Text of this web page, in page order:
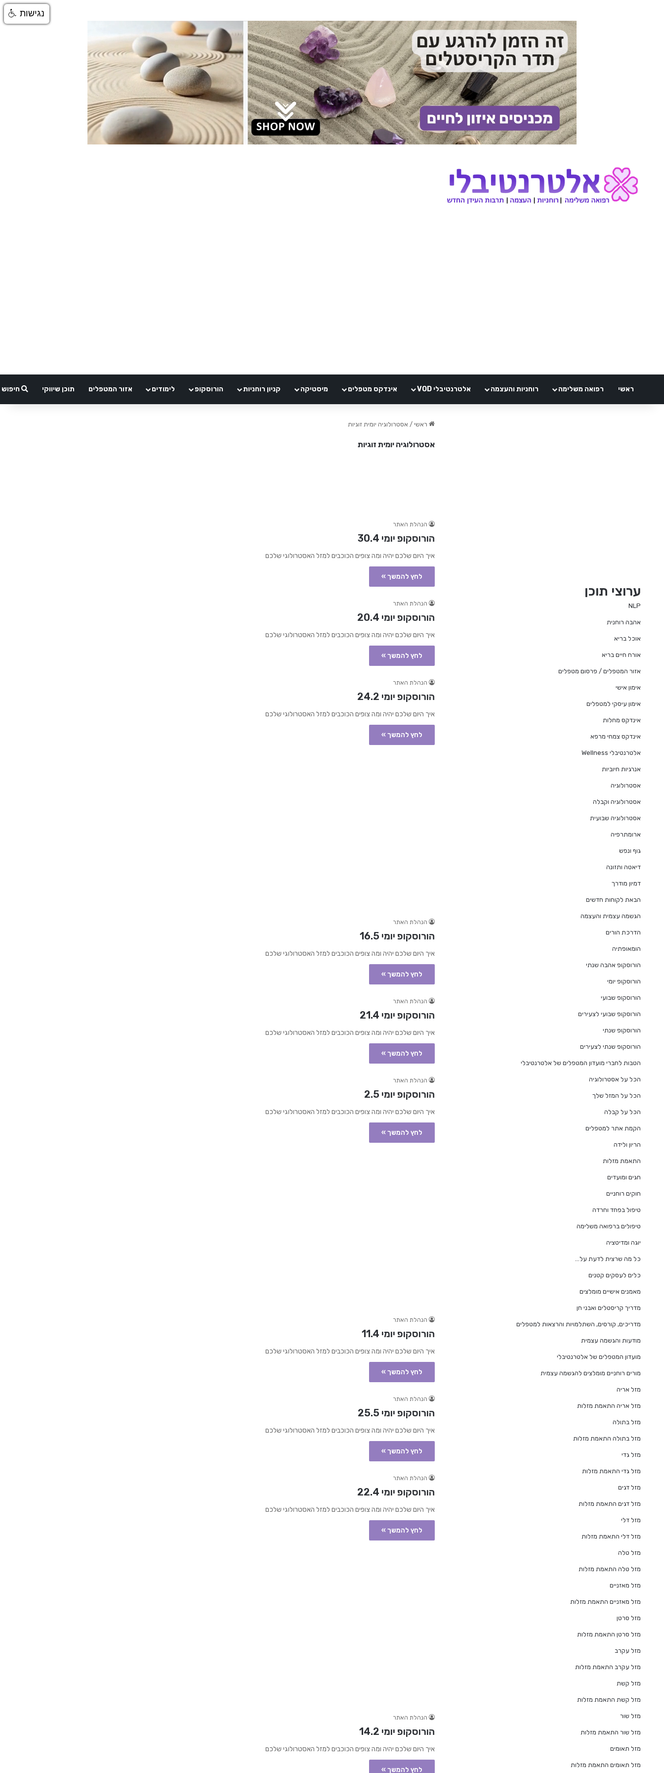
ראשי רפואה משלימה רוחניות והעצמה אלטרנטיבלי VOD אינדקס מטפלים מיסטיקה קניון רוחניות הורוסקופ לימודים אזור המטפלים תוכן שיווקי חיפוש
ראשי / אסטרולוגיה יומית זוגיות
אסטרולוגיה יומית זוגיות
הנהלת האתר
הורוסקופ יומי 30.4
איך היום שלכם יהיה ומה צופים הכוכבים למזל האסטרולוגי שלכם
לחץ להמשך »
הנהלת האתר
הורוסקופ יומי 20.4
איך היום שלכם יהיה ומה צופים הכוכבים למזל האסטרולוגי שלכם
לחץ להמשך »
הנהלת האתר
הורוסקופ יומי 24.2
איך היום שלכם יהיה ומה צופים הכוכבים למזל האסטרולוגי שלכם
לחץ להמשך »
הנהלת האתר
הורוסקופ יומי 16.5
איך היום שלכם יהיה ומה צופים הכוכבים למזל האסטרולוגי שלכם
לחץ להמשך »
הנהלת האתר
הורוסקופ יומי 21.4
איך היום שלכם יהיה ומה צופים הכוכבים למזל האסטרולוגי שלכם
לחץ להמשך »
הנהלת האתר
הורוסקופ יומי 2.5
איך היום שלכם יהיה ומה צופים הכוכבים למזל האסטרולוגי שלכם
לחץ להמשך »
הנהלת האתר
הורוסקופ יומי 11.4
איך היום שלכם יהיה ומה צופים הכוכבים למזל האסטרולוגי שלכם
לחץ להמשך »
הנהלת האתר
הורוסקופ יומי 25.5
איך היום שלכם יהיה ומה צופים הכוכבים למזל האסטרולוגי שלכם
לחץ להמשך »
הנהלת האתר
הורוסקופ יומי 22.4
איך היום שלכם יהיה ומה צופים הכוכבים למזל האסטרולוגי שלכם
לחץ להמשך »
הנהלת האתר
הורוסקופ יומי 14.2
איך היום שלכם יהיה ומה צופים הכוכבים למזל האסטרולוגי שלכם
לחץ להמשך »
ערוצי תוכן
NLP
אהבה רוחנית
אוכל בריא
אורח חיים בריא
אזור המטפלים / פרסום מטפלים
אימון אישי
אימון עיסקי למטפלים
אינדקס מחלות
אינדקס צמחי מרפא
אלטרנטיבלי Wellness
אנרגיות חיוביות
אסטרולוגיה
אסטרולוגיה וקבלה
אסטרולוגיה שבועית
ארומתרפיה
גוף ונפש
דיאטה ותזונה
דמיון מודרך
הבאת לקוחות חדשים
הגשמה עצמית והעצמה
הדרכת הורים
הומאופתיה
הורוסקופ אהבה שנתי
הורוסקופ יומי
הורוסקופ שבועי
הורוסקופ שבועי לצעירים
הורוסקופ שנתי
הורוסקופ שנתי לצעירים
הטבות לחברי מועדון המטפלים של אלטרנטיבלי
הכל על אסטרולוגיה
הכל על המזל שלך
הכל על קבלה
הקמת אתר למטפלים
הריון ולידה
התאמת מזלות
חגים ומועדים
חוקים רוחניים
טיפול בפחד וחרדה
טיפולים ברפואה משלימה
יוגה ומדיטציה
כל מה שרצית לדעת על…
כלים לעסקים קטנים
מאמנים אישיים מומלצים
מדריך קריסטלים ואבני חן
מדריכים, קורסים, השתלמויות והרצאות למטפלים
מודעות והגשמה עצמית
מועדון המטפלים של אלטרנטיבלי
מורים רוחניים מומלצים להגשמה עצמית
מזל אריה
מזל אריה התאמת מזלות
מזל בתולה
מזל בתולה התאמת מזלות
מזל גדי
מזל גדי התאמת מזלות
מזל דגים
מזל דגים התאמת מזלות
מזל דלי
מזל דלי התאמת מזלות
מזל טלה
מזל טלה התאמת מזלות
מזל מאזניים
מזל מאזניים התאמת מזלות
מזל סרטן
מזל סרטן התאמת מזלות
מזל עקרב
מזל עקרב התאמת מזלות
מזל קשת
מזל קשת התאמת מזלות
מזל שור
מזל שור התאמת מזלות
מזל תאומים
מזל תאומים התאמת מזלות
נגישות